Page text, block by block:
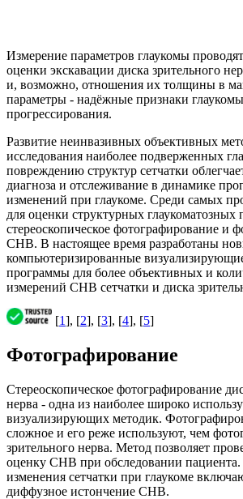
Измерение параметров глаукомы
оценки экскавации диска зрительного
и, возможно, отношения их толщины в
параметры - надёжные признаки
прогрессирования.
Развитие неинвазивных объективных
исследования наиболее подверженных
повреждению структур сетчатки
диагноза и отслеживание в динамике
изменений при глаукоме. Среди самых
для оценки структурных
стереоскопическое фотографирование и
СНВ. В настоящее время разработаны
компьютеризированные
программы для более объективных и
измерений СНВ сетчатки и диска
[1], [2], [3], [4], [5]
Фотографирование
Стереоскопическое фотографирование
нерва - одна из наиболее широко
визуализирующих методик.
сложное и его реже используют, чем
зрительного нерва. Метод позволяет
оценку СНВ при обследовании
изменения сетчатки при глаукоме
диффузное истончение СНВ.